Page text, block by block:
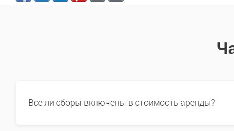
Все ли сборы включены в стоимость аренды?